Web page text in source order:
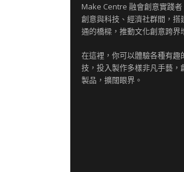
Make Centre 融會創意實踐者
創意與科技、經濟社群間，搭
通的橋樑，推動文化創意跨界
在這裡，你可以體驗各種有趣
技，投入製作多樣非凡手藝，
製品，擴闊眼界。